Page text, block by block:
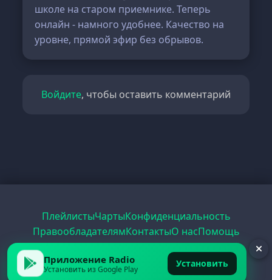
школе на старом приемнике. Теперь
онлайн - намного удобнее. Качество на
уровне, прямой эфир без обрывов.
Войдите, чтобы оставить комментарий
ПлейлистыЧартыКонфиденциальность
ПравообладателямКонтактыО насПомощь
РецептыРадиоPDFRecordЕГЭ
© 2026 FirstRadio.
Приложение Radio
Установить из Google Play Установить